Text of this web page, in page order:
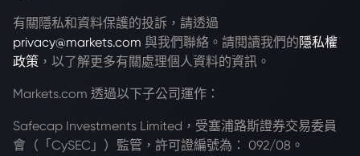
有關隱私和資料保護的投訴，請透過
privacy@markets.com 與我們聯絡。請閱讀我們的 隱私權
政策 ，以了解更多有關處理個人資料的資訊。
Markets.com 透過以下子公司運作：
Safecap Investments Limited，受塞浦路斯證券交易委員
會（「CySEC」）監管，許可證編號為： 092/08。